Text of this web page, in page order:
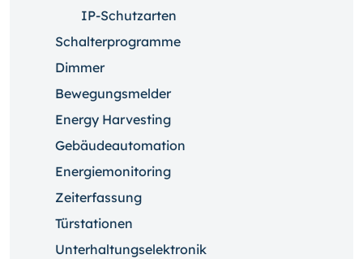
IP-Schutzarten
Schalterprogramme
Dimmer
Bewegungsmelder
Energy Harvesting
Gebäudeautomation
Energiemonitoring
Zeiterfassung
Türstationen
Unterhaltungselektronik